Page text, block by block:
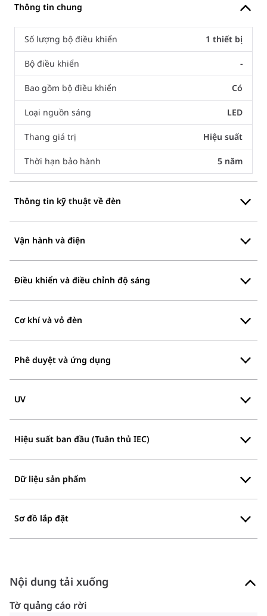
Thông tin chung
Số lượng bộ điều khiển 1 thiết bị
Bộ điều khiển -
Bao gồm bộ điều khiển Có
Loại nguồn sáng LED
Thang giá trị Hiệu suất
Thời hạn bảo hành 5 năm
Thông tin kỹ thuật về đèn
Vận hành và điện
Điều khiển và điều chỉnh độ sáng
Cơ khí và vỏ đèn
Phê duyệt và ứng dụng
UV
Hiệu suất ban đầu (Tuân thủ IEC)
Dữ liệu sản phẩm
Sơ đồ lắp đặt
Nội dung tải xuống
Tờ quảng cáo rời